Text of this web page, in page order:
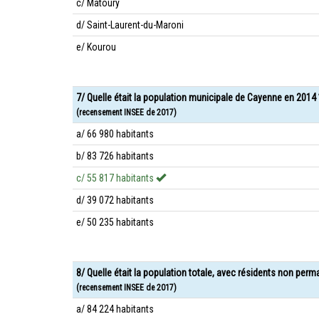
c/ Matoury
d/ Saint-Laurent-du-Maroni
e/ Kourou
7/ Quelle était la population municipale de Cayenne en 2014
(recensement INSEE de 2017)
a/ 66 980 habitants
b/ 83 726 habitants
c/ 55 817 habitants
d/ 39 072 habitants
e/ 50 235 habitants
8/ Quelle était la population totale, avec résidents non
(recensement INSEE de 2017)
a/ 84 224 habitants